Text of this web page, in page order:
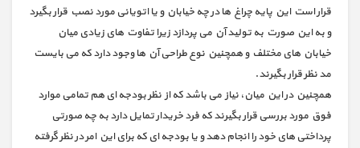
قرار است این پایه چراغ ها در چه خیابان و یا اتویانی مورد نصب قرار بگیرد
و به این صورت به تولید آن می پردازد زیرا تفاوت های زیادی میان
خیابان های مختلف و همچنین نوع طراحی آن ها وجود دارد که می بایست
مد نظر قرار بگیرند.
همچنین در این میان، نیاز می باشد که از نظر بودجه ای هم تمامی موارد
فوق مورد بررسی قرار بگیرند که فرد خریدار تمایل دارد به چه صورتی
پرداختی های خود را انجام دهد و یا بودجه ای که برای این امر در نظر گرفته